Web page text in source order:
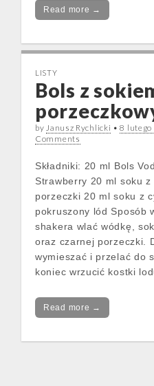
Read more →
LISTY
Bols z
byJanusz Rychlicki •8 lutego
Comments
Składniki: 20 ml Bols
Strawberry 20 ml soku z
porzeczki 20 ml soku z
pokruszony lód Sposób
shakera wlać wódkę,
oraz czarnej porzeczki.
wymieszać i przelać do
koniec wrzucić kostki
Read more →